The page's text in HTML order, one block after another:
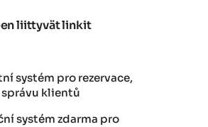
liittyvät linkit
systém pro rezervace,
klientů
systém zdarma pro